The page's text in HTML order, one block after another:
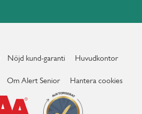
Nöjd kund-garanti Huvudkontor
Om Alert Senior Hantera cookies